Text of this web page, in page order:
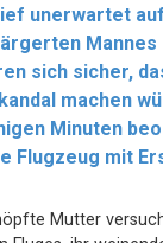
unerwartet
Mannes
sich sicher,
machen
Minuten
Flugzeug mit
Mutter